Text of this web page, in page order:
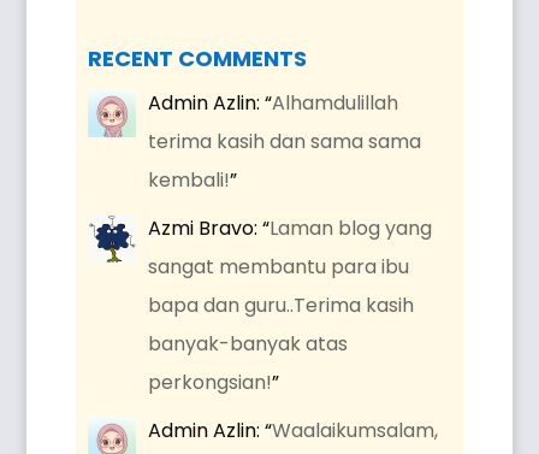
RECENT COMMENTS
Admin Azlin: “Alhamdulillah
terima kasih dan sama sama
kembali!”
Azmi Bravo: “Laman blog yang
sangat membantu para ibu
bapa dan guru..Terima kasih
banyak-banyak atas
perkongsian!”
Admin Azlin: “Waalaikumsalam,